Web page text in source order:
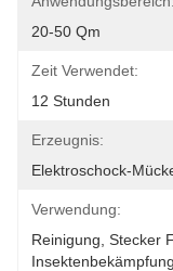
20-50 Qm
Zeit Verwendet:
12 Stunden
Erzeugnis:
Elektroschock-
Verwendung:
Reinigung, Stecker